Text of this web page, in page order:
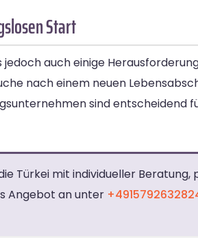
Start
auch einige
nach einem neuen
sind entscheidend
Türkei mit individueller Beratung,
Angebot an unter